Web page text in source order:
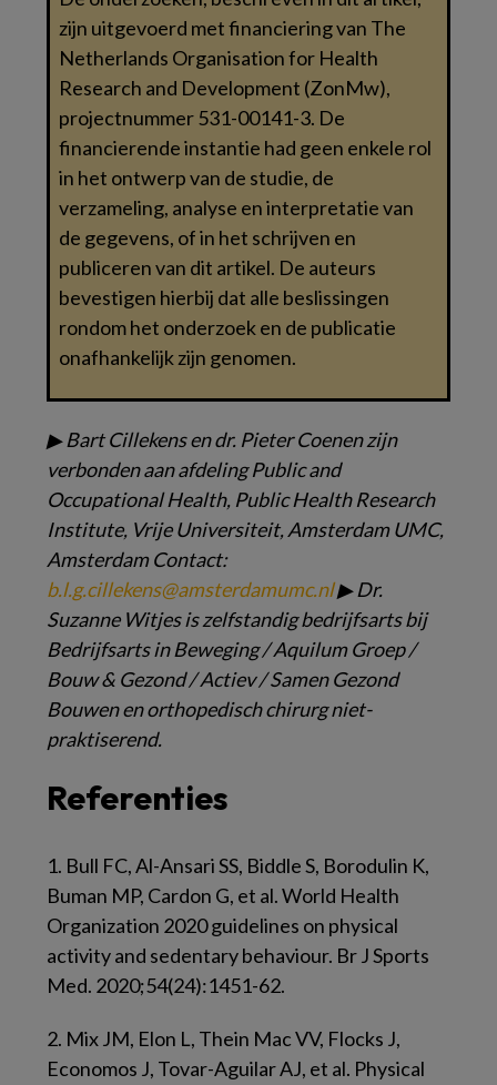
zijn uitgevoerd met financiering van The
Netherlands Organisation for Health
Research and Development (ZonMw),
projectnummer 531-00141-3. De
financierende instantie had geen enkele rol
in het ontwerp van de studie, de
verzameling, analyse en interpretatie van
de gegevens, of in het schrijven en
publiceren van dit artikel. De auteurs
bevestigen hierbij dat alle beslissingen
rondom het onderzoek en de publicatie
onafhankelijk zijn genomen.
▶Bart Cillekens en dr. Pieter Coenenzijn
verbonden aan afdelingPublic and
Occupational Health, Public Health Research
Institute, Vrije Universiteit, AmsterdamUMC,
AmsterdamContact:
b.l.g.cillekens@amsterdamumc.nl▶Dr.
Suzanne Witjes is zelfstandigbedrijfsarts bij
Bedrijfsarts inBeweging / Aquilum Groep /
Bouw & Gezond / Actiev / SamenGezond
Bouwen en orthopedischchirurg niet-
praktiserend.
Referenties
1. Bull FC, Al-Ansari SS, Biddle S, Borodulin K,
Buman MP, Cardon G, et al. World Health
Organization 2020 guidelines on physical
activity and sedentary behaviour. Br J Sports
Med. 2020;54(24):1451-62.
2. Mix JM, Elon L, Thein Mac VV, Flocks J,
Economos J, Tovar-Aguilar AJ, et al. Physical